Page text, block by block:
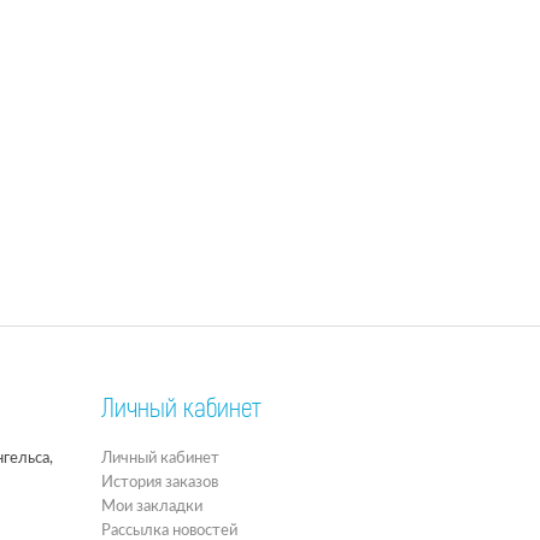
Личный кабинет
Личный кабинет
История заказов
Мои закладки
Рассылка новостей